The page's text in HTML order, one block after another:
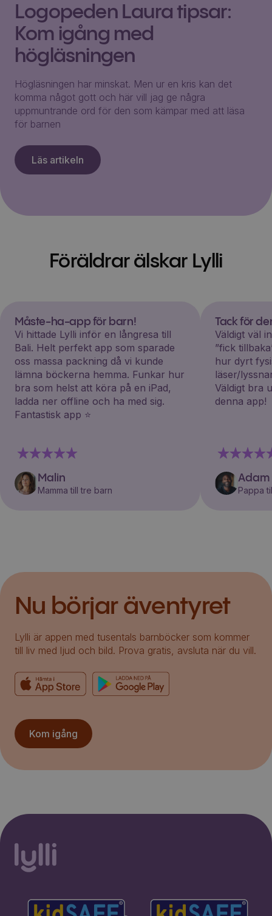
Logopeden Laura tipsar:
Kom igång med
högläsningen
Högläsningen har minskat. Men ur en kris kan det
komma något gott och här vill jag ge några
uppmuntrande ord för den som kämpar med att läsa
för barnen
Läs artikeln
Föräldrar älskar Lylli
Måste-ha-app för barn!
Vi hittade Lylli inför en långresa till
Bali. Helt perfekt app som sparade
oss massa packning då vi kunde
lämna böckerna hemma. Funkar hur
bra som helst att köra på en iPad,
ladda ner offline och ha med sig.
Fantastisk app ⭐️
Malin
Mamma till tre barn
Tack för
Väldigt väl
”fick
hur dyrt
läser/
Väldigt bra
denna app!
Adam
Pappa
Nu börjar äventyret
Lylli är appen med tusentals barnböcker som kommer
till liv med ljud och bild. Prova gratis, avsluta när du vill.
Kom igång